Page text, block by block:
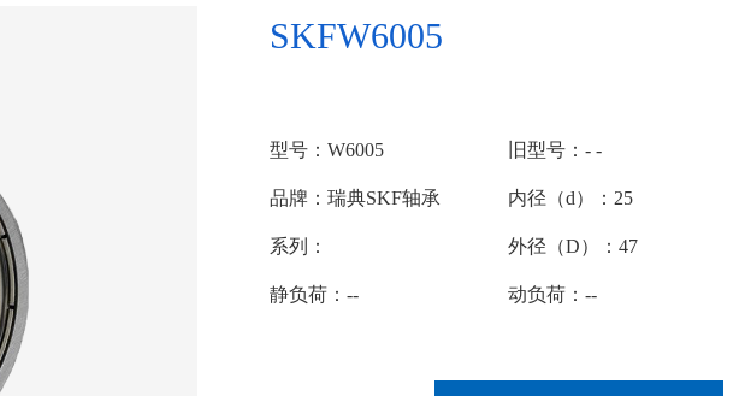
SKFW6005
型号：W6005 旧型号：- -
品牌：瑞典SKF轴承 内径（d）：25
系列： 外径（D）：47
静负荷：-- 动负荷：--